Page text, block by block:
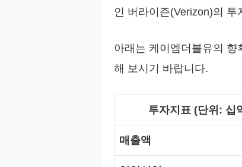
인 버라이즌(Verizon)의 투
아래는 케이엠더블유의
해 보시기 바랍니다.
투자지표 (단위: 십
매출액